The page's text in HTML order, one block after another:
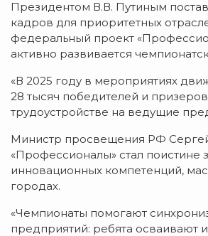
Президентом В.В. Путиным
кадров для приоритетных
федеральный проект
активно развивается
«В 2025 году в мероприятиях
28 тысяч победителей и
трудоустройстве на ведущие
Министр просвещения РФ
«Профессионалы» стал поистине
инновационных компетенций,
городах.
«Чемпионаты помогают
предприятий: ребята осваивают